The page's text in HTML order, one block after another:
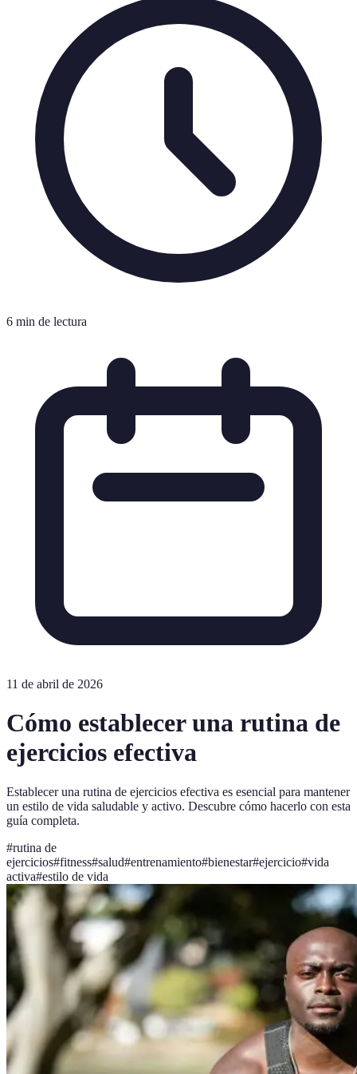
6 min de lectura
11 de abril de 2026
Cómo establecer una rutina de
ejercicios efectiva
Establecer una rutina de ejercicios efectiva es esencial para mantener
un estilo de vida saludable y activo. Descubre cómo hacerlo con esta
guía completa.
#rutina de
ejercicios#fitness#salud#entrenamiento#bienestar#ejercicio#vida
activa#estilo de vida